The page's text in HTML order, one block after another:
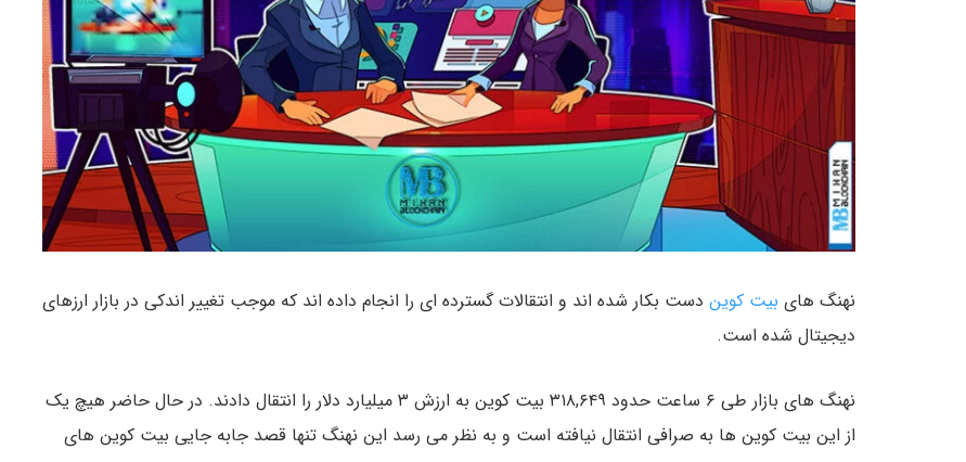
نهنگ های بیت کوین دست بکار شده اند و انتقالات گسترده ای را انجام داده اند که موجب تغییر اندکی در بازار ارزهای
دیجیتال شده است.
نهنگ های بازار طی ۶ ساعت حدود ۳۱۸,۶۴۹ بیت کوین به ارزش ۳ میلیارد دلار را انتقال دادند. در حال حاضر هیچ یک
از این بیت کوین ها به صرافی انتقال نیافته است و به نظر می رسد این نهنگ تنها قصد جابه جایی بیت کوین های